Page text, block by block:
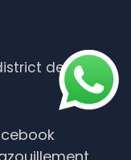
de Zhifu,